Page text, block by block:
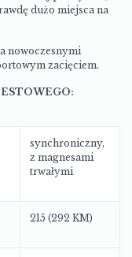
dużo miejsca na
nowoczesnymi
zacięciem.
synchroniczny,
z magnesami
trwałymi
215 (292 KM)